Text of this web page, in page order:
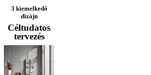
útmutató
Összeszerelési
útmutatóGarancia
vonatkozások
lakberendezési
tanácsadásRendelj
ingyenes
mintákat!
Üzletkereső
3 kiemelkedő
dizájn
Céltudatos
tervezés